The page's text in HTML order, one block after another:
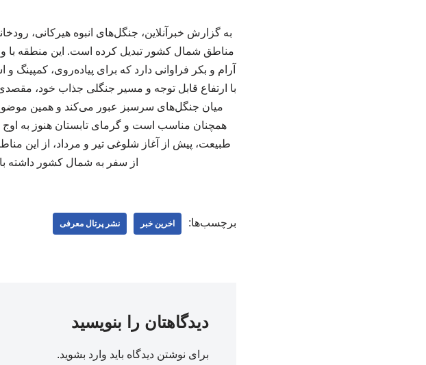
به گزارش خبرآنلاین، جنگل‌های انبوه هیرکانی،
مناطق شمال کشور تبدیل کرده است. این منطقه با
آرام و بکر فراوانی دارد که برای پیاده‌روی،
با ارتفاع قابل توجه و مسیر جنگلی جذاب خود،
میان جنگل‌های سرسبز عبور می‌کند و همین
همچنان مناسب است و گرمای تابستان هنوز به
طبیعت، پیش از آغاز شلوغی تیر و مرداد، از این
از سفر به شمال کشور داشته
برچسب‌ها: اخرین خبر نشر پرتال معرفی
دیدگاهتان را بنویسید
برای نوشتن دیدگاه باید وارد بشوید.